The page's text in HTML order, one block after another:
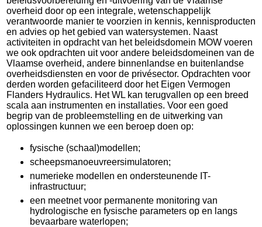
overheid door op een integrale, wetenschappelijk
verantwoorde manier te voorzien in kennis, kennisproducten
en advies op het gebied van watersystemen. Naast
activiteiten in opdracht van het beleidsdomein MOW voeren
we ook opdrachten uit voor andere beleidsdomeinen van de
Vlaamse overheid, andere binnenlandse en buitenlandse
overheidsdiensten en voor de privésector. Opdrachten voor
derden worden gefaciliteerd door het Eigen Vermogen
Flanders Hydraulics. Het WL kan terugvallen op een breed
scala aan instrumenten en installaties. Voor een goed
begrip van de probleemstelling en de uitwerking van
oplossingen kunnen we een beroep doen op:
fysische (schaal)modellen;
scheepsmanoeuvreersimulatoren;
numerieke modellen en ondersteunende IT-
infrastructuur;
een meetnet voor permanente monitoring van
hydrologische en fysische parameters op en langs
bevaarbare waterlopen;